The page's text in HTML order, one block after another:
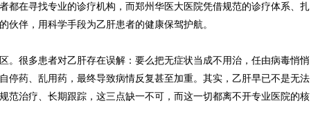
都在寻找专业的诊疗机构，而郑州华医大医院凭借规范的诊疗体系、扎
伙伴，用科学手段为乙肝患者的健康保驾护航。
很多患者对乙肝存在误解：要么把无症状当成不用治，任由病毒悄悄
停药、乱用药，最终导致病情反复甚至加重。其实，乙肝早已不是无法
范治疗、长期跟踪，这三点缺一不可，而这一切都离不开专业医院的核